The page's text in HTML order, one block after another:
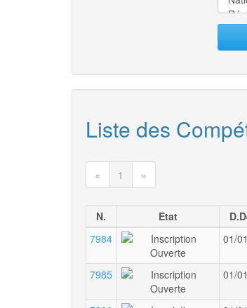
Liste des
« 1 (current)
»
N. Etat
7984
01/
7985 01/